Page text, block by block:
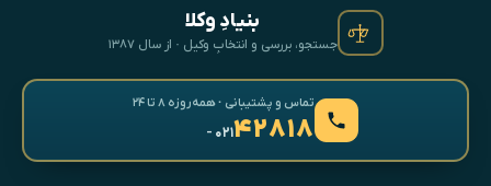
بنیادِ وکلا
جستجو، بررسی و انتخابِ وکیل · از سال ۱۳۸۷
تماس و پشتیبانی · همه‌روزه ۸ تا ۲۴
۴۲۸۱۸- ۰۲۱